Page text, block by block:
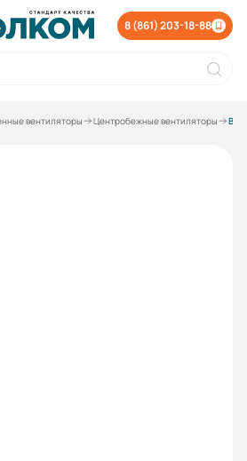
8 (861) 203-18-88
вентиляторы Центробежные вентиляторы